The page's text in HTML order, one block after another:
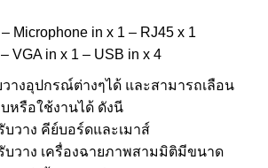
Microphone in x 1 – RJ45 x 1
VGA in x 1 – USB in x 4
างอุปกรณ์ต่างๆได้ และสามารถเลือน
บหรือใช้งานได้ ดังนี
วาง คีย์บอร์ดและเมาส์
วาง เครื่องฉายภาพสามมิติมีขนาด